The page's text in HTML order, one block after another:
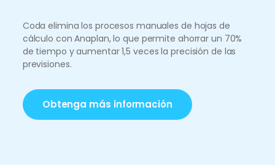
Coda elimina los procesos manuales de hojas de
cálculo con Anaplan, lo que permite ahorrar un 70%
de tiempo y aumentar 1,5 veces la precisión de las
previsiones.
Obtenga más información